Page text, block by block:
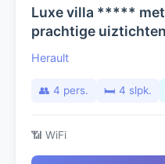
Luxe villa *****
prachtige uiztichten
Herault
👥 4 pers. 🛏️ 4 slpk.
📶 WiFi